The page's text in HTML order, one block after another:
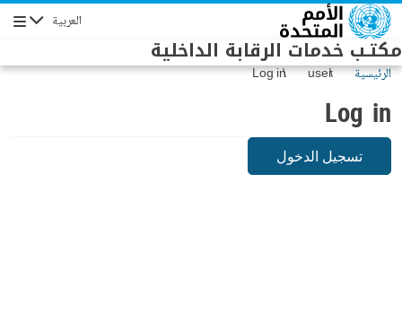
Skip to main content العربية
مكتـب خدمات الرقابة الداخلية
الرئيسية user
Log in
Log in
تسجيل الدخول